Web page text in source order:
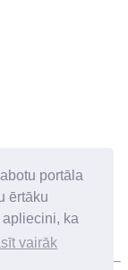
portāla
ērtāku
ka
vairāk